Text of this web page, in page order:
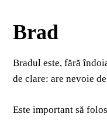
Brad
Bradul este, fără
de clare: are nevoie
Este important să